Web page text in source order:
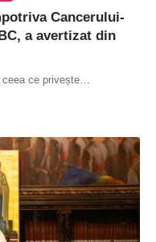
Cancerului-
a avertizat din
ce privește